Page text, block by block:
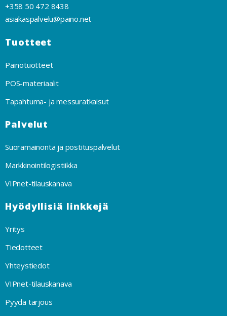
+358 50 472 8438
asiakaspalvelu@paino.net
Tuotteet
Painotuotteet
POS-materiaalit
Tapahtuma- ja messuratkaisut
Palvelut
Suoramainonta ja postituspalvelut
Markkinointilogistiikka
VIPnet-tilauskanava
Hyödyllisiä linkkejä
Yritys
Tiedotteet
Yhteystiedot
VIPnet-tilauskanava
Pyydä tarjous